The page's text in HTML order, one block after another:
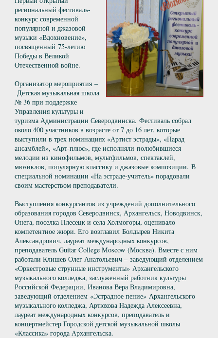
региональный фестиваль-
конкурс современной
популярной и джазовой
музыки «Вдохновение»,
посвященный 75-летию
Победы в Великой
Отечественной войне.
Организатор мероприятия –
Детская музыкальная школа
№ 36 при поддержке
Управления культуры и
туризма Администрации Северодвинска. Фестиваль собрал
около 400 участников в возрасте от 7 до 16 лет, которые
выступили в трех номинациях «Артист эстрады», «Парад
ансамблей», «Арт-плюс», где исполняли полюбившиеся
мелодии из кинофильмов, мультфильмов, спектаклей,
мюзиклов, популярную классику и джазовые композиции. В
специальной номинации «На эстраде-учитель» порадовали
своим мастерством преподаватели.
Выступления конкурсантов из учреждений дополнительного
образования городов Северодвинск, Архангельск, Новодвинск,
Онега, поселка Плесецк и села Холмогоры, оценивало
компетентное жюри. Его возглавил Болдырев Никита
Александрович, лауреат международных конкурсов,
преподаватель Guitar College Moscow (Москва). Вместе с ним
работали Клишев Олег Анатольевич – заведующий отделением
«Оркестровые струнные инструменты» Архангельского
музыкального колледжа, заслуженный работник культуры
Российской Федерации, Иванова Вера Владимировна,
заведующий отделением «Эстрадное пение» Архангельского
музыкального колледжа, Артюхова Надежда Алексеевна,
лауреат международных конкурсов, преподаватель и
концертмейстер Городской детской музыкальной школы
«Классика» города Архангельска.